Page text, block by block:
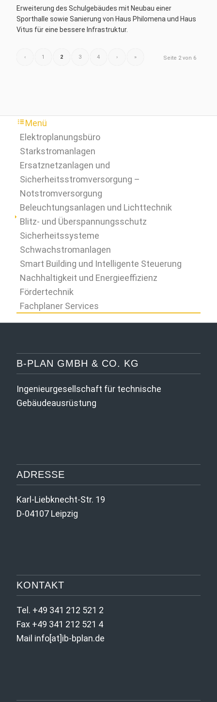
Erweiterung des Schulgebäudes mit Neubau einer
Sporthalle sowie Sanierung von Haus Philomena und Haus
Vitus für eine bessere Infrastruktur.
Seite 2 von 6
‹ 1 2 3 4 › »
Menü
Elektroplanungsbüro
Starkstromanlagen
Ersatznetzanlagen und
Sicherheitsstromversorgung –
Notstromversorgung
Beleuchtungsanlagen und Lichttechnik
Blitz- und Überspannungsschutz
Sicherheitssysteme
Schwachstromanlagen
Smart Building und Intelligente Steuerung
Nachhaltigkeit und Energieeffizienz
Fördertechnik
Fachplaner Services
B-PLAN GMBH & CO. KG
Ingenieurgesellschaft für technische
Gebäude­ausrüstung
ADRESSE
Karl-Liebknecht-Str. 19
D-04107 Leipzig
KONTAKT
Tel. +49 341 212 521 2
Fax +49 341 212 521 4
Mail info[at]ib-bplan.de